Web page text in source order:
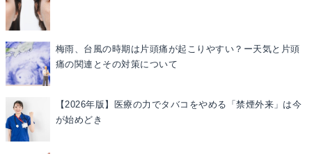
梅雨、台風の時期は片頭痛が起こりやすい？ー天気と片頭
痛の関連とその対策について
【2026年版】医療の力でタバコをやめる「禁煙外来」は今
が始めどき